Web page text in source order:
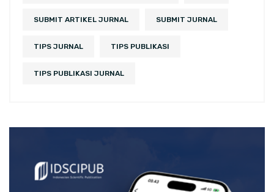
SUBMIT ARTIKEL JURNAL SUBMIT JURNAL
TIPS JURNAL TIPS PUBLIKASI
TIPS PUBLIKASI JURNAL